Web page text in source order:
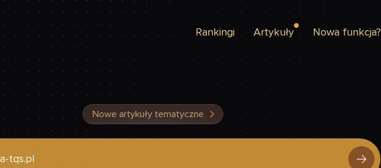
Rankingi Artykuły Nowa funkcja?
Nowe artykuły tematyczne
czy Twoja strona jest szybka